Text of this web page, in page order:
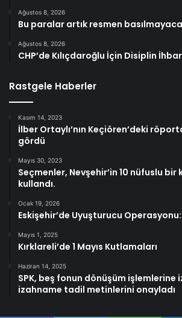
Ağustos 8, 2026
Bu paralar artık resmen
Ağustos 8, 2026
CHP’de Kılıçdaroğlu İçin Disiplin
Rastgele Haberler
Kasım 14, 2023
İlber Ortaylı’nın Keçiören’deki
gördü
Mayıs 30, 2023
Seçmenler, Nevşehir’in 10 nüfuslu bir
kullandı.
Ocak 19, 2026
Eskişehir’de Uyuşturucu
Mayıs 1, 2025
Kırklareli’de 1 Mayıs Kutlamaları
Haziran 14, 2025
SPK, beş fonun dönüşüm işlemlerine
izahname tadil metinlerini onayladı